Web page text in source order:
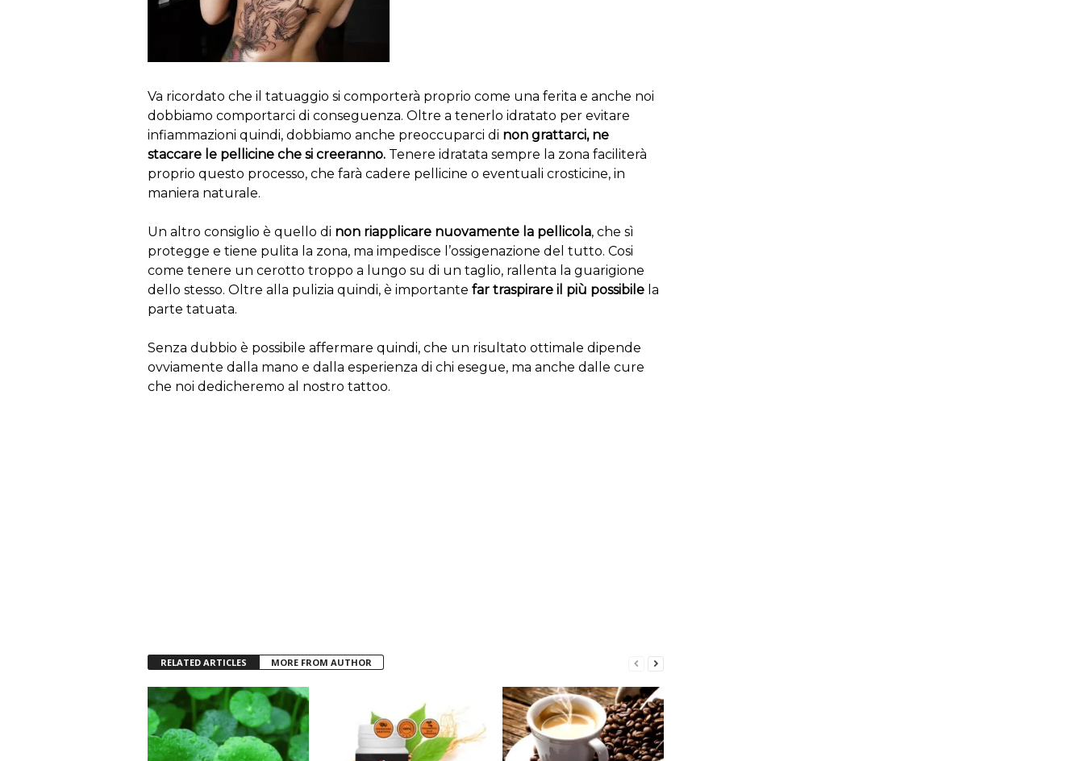
Va ricordato che il tatuaggio si comporterà proprio come una ferita e anche noi
dobbiamo comportarci di conseguenza. Oltre a tenerlo idratato per evitare
infiammazioni quindi, dobbiamo anche preoccuparci di non grattarci, ne
staccare le pellicine che si creeranno.Tenere idratata sempre la zona faciliterà
proprio questo processo, che farà cadere pellicine o eventuali crosticine, in
maniera naturale.
Un altro consiglio è quello di non riapplicare nuovamente la pellicola, che sì
protegge e tiene pulita la zona, ma impedisce l’ossigenazione del tutto. Cosi
come tenere un cerotto troppo a lungo su di un taglio, rallenta la guarigione
dello stesso. Oltre alla pulizia quindi, è importante far traspirare il più possibilela
parte tatuata.
Senza dubbio è possibile affermare quindi, che un risultato ottimale dipende
ovviamente dalla mano e dalla esperienza di chi esegue, ma anche dalle cure
che noi dedicheremo al nostro tattoo.
RELATED ARTICLES MORE FROM AUTHOR